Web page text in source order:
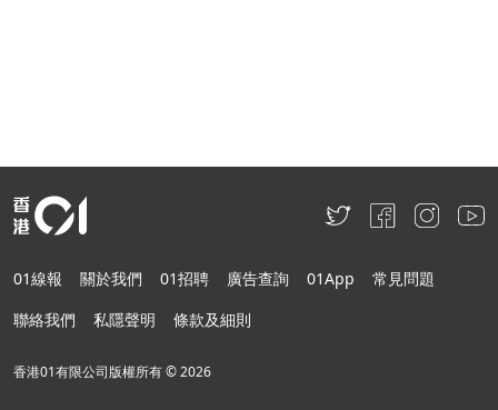
01線報 關於我們 01招聘 廣告查詢 01App
常見問題
聯絡我們
私隱聲明 條款及細則
香港01有限公司版權所有 ©2026